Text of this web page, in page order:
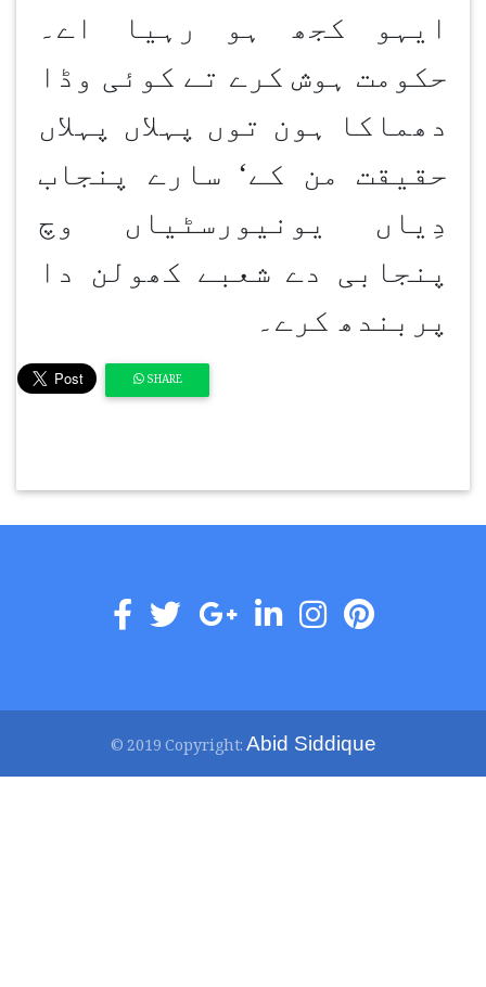
ایہو کجھ ہو رہیا اے۔
حکومت ہوش کرے تے کوئی وڈا
دھماکا ہون توں پہلاں پہلاں
حقیقت من کے‘ سارے پنجاب
دِیاں یونیورسٹیاں وچ
پنجابی دے شعبے کھولن دا
پربندھ کرے۔
SHARE
© 2019 Copyright:Abid Siddique